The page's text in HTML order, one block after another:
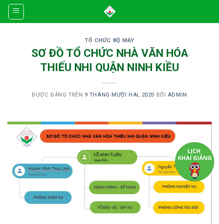
Skip
TỔ CHỨC BỘ MÁY
SƠ ĐỒ TỔ CHỨC NHÀ VĂN HÓA
THIẾU NHI QUẬN NINH KIỀU
ĐƯỢC ĐĂNG TRÊN 9 THÁNG MƯỜI HAI, 2020 BỞI ADMIN